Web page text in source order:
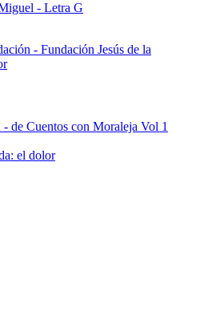
- Letra G
de Cuentos con Moraleja Vol 1
el dolor